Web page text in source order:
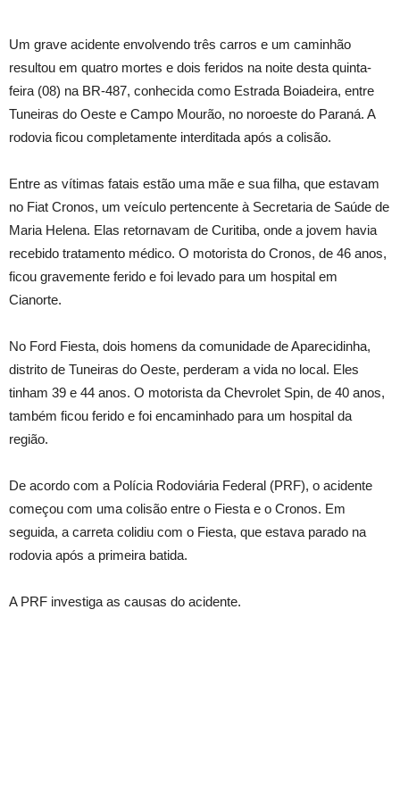
Um grave acidente envolvendo três carros e um caminhão
resultou em quatro mortes e dois feridos na noite desta quinta-
feira (08) na BR-487, conhecida como Estrada Boiadeira, entre
Tuneiras do Oeste e Campo Mourão, no noroeste do Paraná. A
rodovia ficou completamente interditada após a colisão.
Entre as vítimas fatais estão uma mãe e sua filha, que estavam
no Fiat Cronos, um veículo pertencente à Secretaria de Saúde de
Maria Helena. Elas retornavam de Curitiba, onde a jovem havia
recebido tratamento médico. O motorista do Cronos, de 46 anos,
ficou gravemente ferido e foi levado para um hospital em
Cianorte.
No Ford Fiesta, dois homens da comunidade de Aparecidinha,
distrito de Tuneiras do Oeste, perderam a vida no local. Eles
tinham 39 e 44 anos. O motorista da Chevrolet Spin, de 40 anos,
também ficou ferido e foi encaminhado para um hospital da
região.
De acordo com a Polícia Rodoviária Federal (PRF), o acidente
começou com uma colisão entre o Fiesta e o Cronos. Em
seguida, a carreta colidiu com o Fiesta, que estava parado na
rodovia após a primeira batida.
A PRF investiga as causas do acidente.